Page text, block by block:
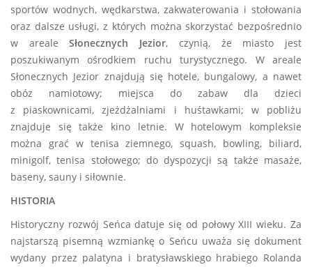
sportów wodnych, wędkarstwa, zakwaterowania i stołowania
oraz dalsze usługi, z których można skorzystać bezpośrednio
w arealeSłonecznych Jezior, czynią, że miasto jest
poszukiwanym ośrodkiem ruchu turystycznego. W areale
Słonecznych Jezior znajdują się hotele, bungalowy, a nawet
obóz namiotowy; miejsca do zabaw dla dzieci
z piaskownicami, zjeżdżalniami i huśtawkami; w pobliżu
znajduje się także kino letnie. W hotelowym kompleksie
można grać w tenisa ziemnego, squash, bowling, biliard,
minigolf, tenisa stołowego; do dyspozycji są także masaże,
baseny, sauny i siłownie.
HISTORIA
Historyczny rozwój Seńca datuje się od połowy XIII wieku. Za
najstarszą pisemną wzmiankę o Seńcu uważa się dokument
wydany przez palatyna i bratysławskiego hrabiego Rolanda